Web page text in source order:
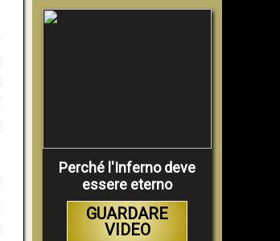
Perché l'Inferno deve
essere eterno
GUARDARE
VIDEO